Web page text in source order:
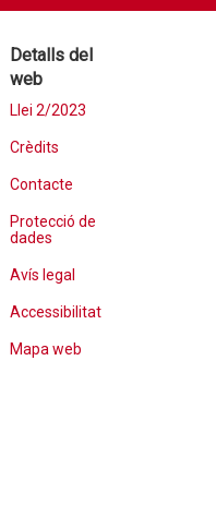
Detalls del
web
Llei 2/2023
Crèdits
Contacte
Protecció de
dades
Avís legal
Accessibilitat
Mapa web